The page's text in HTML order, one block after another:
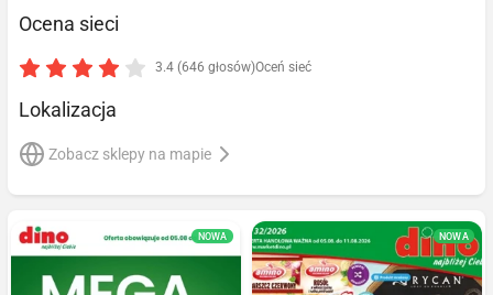
Ocena sieci
3.4 (646 głosów)Oceń sieć
Lokalizacja
Zobacz sklepy na mapie
NOWA NOWA